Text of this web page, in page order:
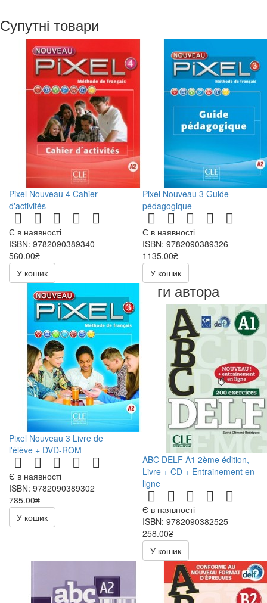
Супутні товари
Pixel Nouveau 4 Cahier
d'activités
Є в наявності
ISBN: 9782090389340
560.00₴
У кошик
Pixel Nouveau 3 Guide
pédagogique
Є в наявності
ISBN: 9782090389326
1135.00₴
У кошик
Pixel Nouveau 3 Livre de
l'élève + DVD-ROM
Є в наявності
ISBN: 9782090389302
785.00₴
У кошик
Книги автора
ABC DELF A1 2ème édition,
Livre + CD + Entrainement en
ligne
Є в наявності
ISBN: 9782090382525
258.00₴
516.00₴
У кошик